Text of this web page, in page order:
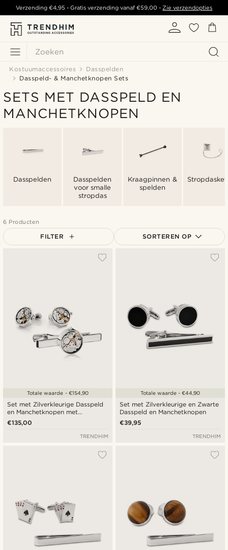
Zoeken
Verzending €4,95 - Gratis verzending vanaf€59,00 -Zie verzendopties
Kostuumaccessoires
Dasspelden
Dasspeld- & Manchetknopen Sets
SETS MET DASSPELD EN
MANCHETKNOPEN
Dasspelden
Dasspelden
voor smalle
stropdas
Kraagpinnen &
spelden
6 Producten
FILTER SORTEREN OP
Set met Zilverkleurige Dasspeld
en Manchetknopen met
Mechanisch
Bewegingsmechanisme
€135,00
Totale waarde - €154,90
TRENDHIM
Set met Zilverkleurige en Zwarte
Dasspeld en Manchetknopen
€39,95
Totale waarde - €44,90
TRENDHIM